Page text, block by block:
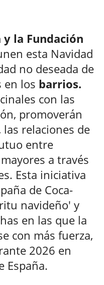
y la Fundación
esta Navidad
no deseada de
en los barrios.
con las
promoverán
las relaciones de
entre
a través
Esta iniciativa
de Coca-
navideño' y
en las que la
con más fuerza,
2026 en
España.